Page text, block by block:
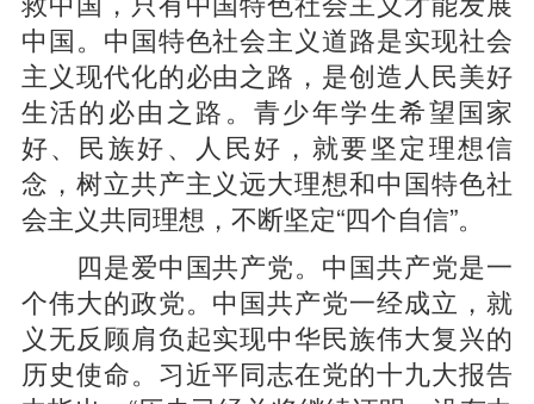
中国。中国特色社会主义道路是实现社会
主义现代化的必由之路，是创造人民美好
生活的必由之路。青少年学生希望国家
好、民族好、人民好，就要坚定理想信
念，树立共产主义远大理想和中国特色社
会主义共同理想，不断坚定“四个自信”。
四是爱中国共产党。中国共产党是一
个伟大的政党。中国共产党一经成立，就
义无反顾肩负起实现中华民族伟大复兴的
历史使命。习近平同志在党的十九大报告